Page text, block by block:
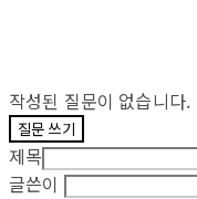
작성된 질문이 없습니다.
질문 쓰기
제목
글쓴이